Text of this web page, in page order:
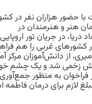
با حضور هزاران نفر در
هنر و هنرمندان در
دریا، در جریان تور
کشورهای غربی را هم
از دانش‌آموزان مرکز
۷۰ تن از همکلاسی‌هایش زخمی شد و یک
که پس از انتشار فراخوان به منظور
و مبلغ لازم برای درمان